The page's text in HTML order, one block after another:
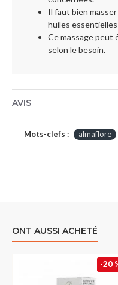
Il faut bien
huiles essentielles
Ce massage peut
selon le besoin.
AVIS
Mots-clefs : almaflore
ONT AUSSI ACHETÉ
-20